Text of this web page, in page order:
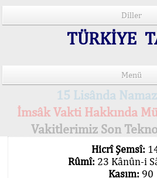
Diller
TÜRKİYE
Menü
15 Lisânda
İmsâk Vakti Hakkında
Vakitlerimiz Son
Hicrî Şemsî:
Rûmî: 23 Kânûn-i
Kasım: 90